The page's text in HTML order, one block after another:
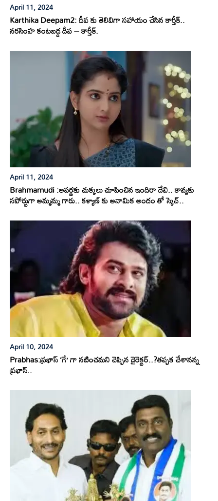
April 11, 2024
Karthika Deepam2: దీప కు తెలివిగా సహాయం చేసిన కార్తీక్..
నరసింహ కంటబడ్డ దీప – కార్తీక్.
April 11, 2024
Brahmamudi :అపర్ణకు చుక్కలు చూపించిన ఇందిరా దేవి.. కావ్యకు
సపోర్టుగా అమ్మమ్మ గారు.. కళ్యాణ్ కు అనామిక అందం తో స్కెచ్..
April 10, 2024
Prabhas:ప్రభాస్ ‘గే’ గా నటించమని చెప్పిన డైరెక్టర్..?తప్పక చేశానన్న
ప్రభాస్..